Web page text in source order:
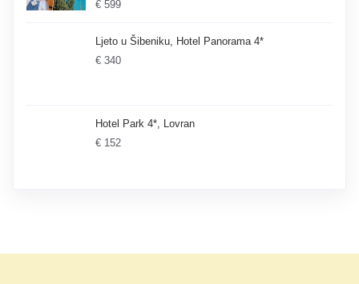
€ 599
Ljeto u Šibeniku, Hotel Panorama 4*
€ 340
Hotel Park 4*, Lovran
€ 152